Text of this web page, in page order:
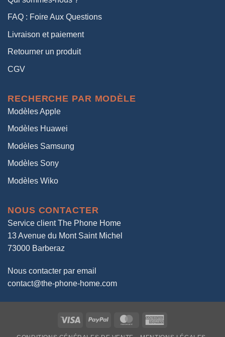
FAQ : Foire Aux Questions
Livraison et paiement
Retourner un produit
CGV
RECHERCHE PAR MODÈLE
Modèles Apple
Modèles Huawei
Modèles Samsung
Modèles Sony
Modèles Wiko
NOUS CONTACTER
Service client The Phone Home
13 Avenue du Mont Saint Michel
73000 Barberaz
Nous contacter par email
contact@the-phone-home.com
Visa PayPal MasterCard